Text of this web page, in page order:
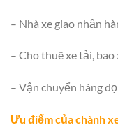
– Nhà xe giao nhận
– Cho thuê xe tải,
– Vận chuyển hàng
Ưu điểm củachành